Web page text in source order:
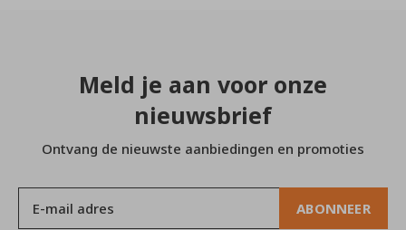
Meld je aan voor onze
nieuwsbrief
Ontvang de nieuwste aanbiedingen en promoties
ABONNEER